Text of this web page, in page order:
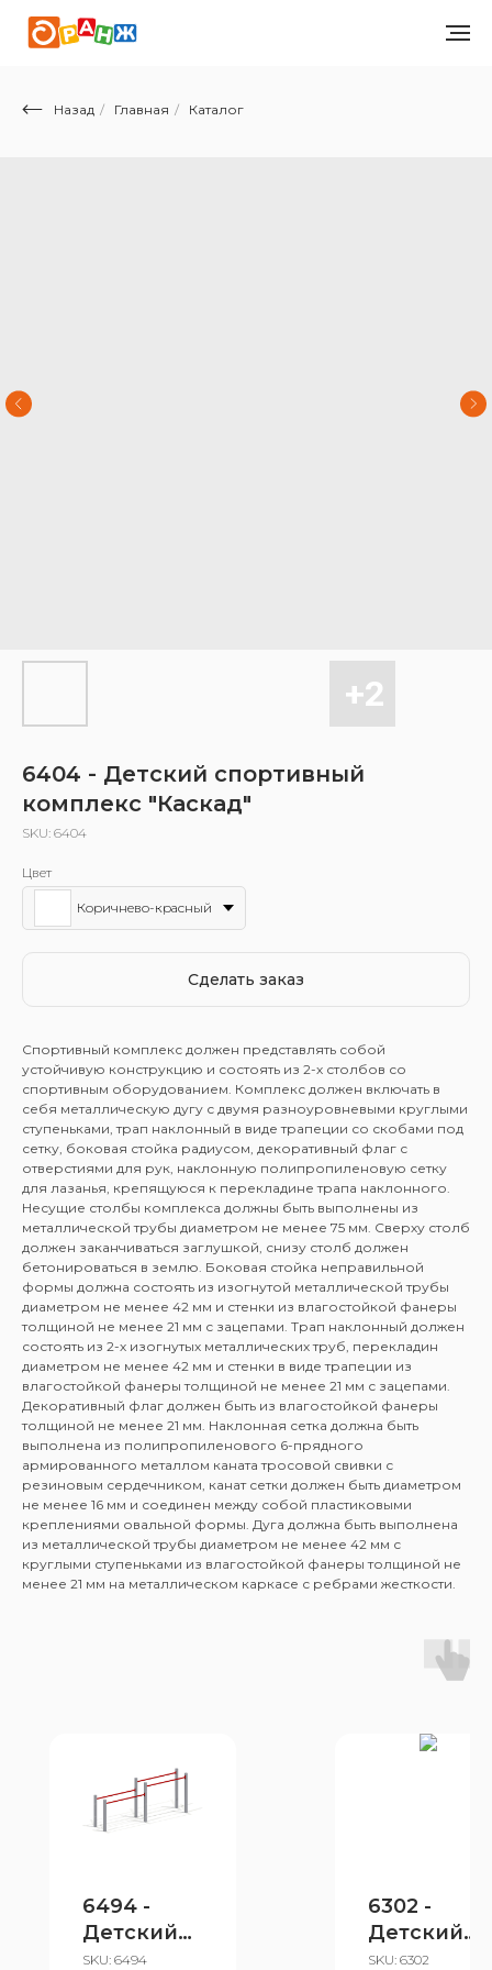
Назад / Главная / Каталог
6404 - Детский спортивный
комплекс "Каскад"
SKU: 6404
Цвет
Коричнево-красный
Сделать заказ
Спортивный комплекс должен представлять собой
устойчивую конструкцию и состоять из 2-х столбов со
спортивным оборудованием. Комплекс должен включать в
себя металлическую дугу с двумя разноуровневыми круглыми
ступеньками, трап наклонный в виде трапеции со скобами под
сетку, боковая стойка радиусом, декоративный флаг с
отверстиями для рук, наклонную полипропиленовую сетку
для лазанья, крепящуюся к перекладине трапа наклонного.
Несущие столбы комплекса должны быть выполнены из
металлической трубы диаметром не менее 75 мм. Сверху столб
должен заканчиваться заглушкой, снизу столб должен
бетонироваться в землю. Боковая стойка неправильной
формы должна состоять из изогнутой металлической трубы
диаметром не менее 42 мм и стенки из влагостойкой фанеры
толщиной не менее 21 мм с зацепами. Трап наклонный должен
состоять из 2-х изогнутых металлических труб, перекладин
диаметром не менее 42 мм и стенки в виде трапеции из
влагостойкой фанеры толщиной не менее 21 мм с зацепами.
Декоративный флаг должен быть из влагостойкой фанеры
толщиной не менее 21 мм. Наклонная сетка должна быть
выполнена из полипропиленового 6-прядного
армированного металлом каната тросовой свивки с
резиновым сердечником, канат сетки должен быть диаметром
не менее 16 мм и соединен между собой пластиковыми
креплениями овальной формы. Дуга должна быть выполнена
из металлической трубы диаметром не менее 42 мм с
круглыми ступеньками из влагостойкой фанеры толщиной не
менее 21 мм на металлическом каркасе с ребрами жесткости.
6494 -
Детский
спортивн
SKU: 6494
6302 -
Детский
спортивн
SKU: 6302